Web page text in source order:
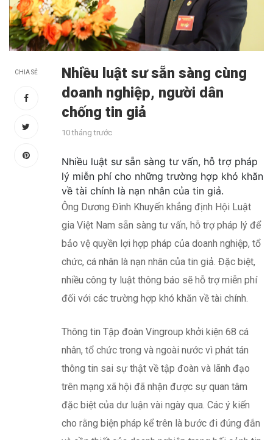
CHIA SẺ
Nhiều luật sư sẵn sàng cùng
doanh nghiệp, người dân
chống tin giả
10 tháng trước